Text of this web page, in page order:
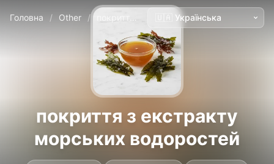
Головна / Other /
покриття з екстракту
морських водоростей